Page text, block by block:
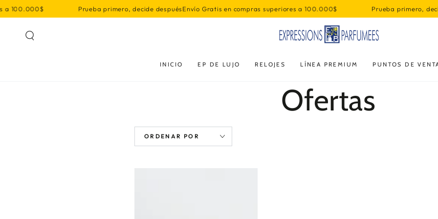
IR AL
CONTENIDO
Prueba primero, decide despuésEnvío Gratis en compras superiores a 100.000$ Prueba primero, decide
INICIO EP DE LUJO RELOJES LÍNEA PREMIUM PUNTOS DE
Colección:
Ofertas
ORDENAR POR